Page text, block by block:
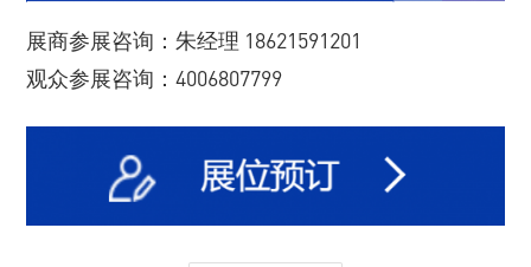
展商参展咨询：朱经理 18621591201
观众参展咨询：4006807799